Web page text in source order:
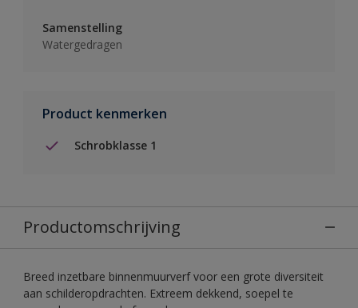
Samenstelling
Watergedragen
Product kenmerken
Schrobklasse 1
Productomschrijving
Breed inzetbare binnenmuurverf voor een grote diversiteit
aan schilderopdrachten. Extreem dekkend, soepel te